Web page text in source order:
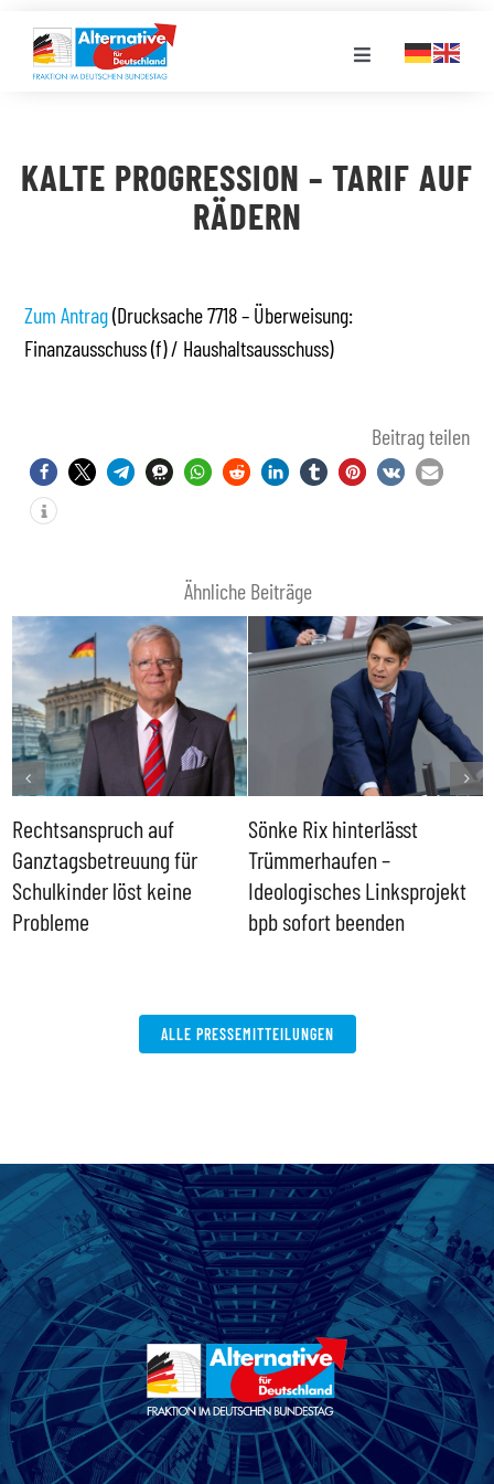
Inhalt
springen
Toggle
PRESSE
MEDIATHEK
KALTE PROGRESSION – TARIF AUF
RÄDERN
Zum Antrag(Drucksache 7718 – Überweisung:
Finanzausschuss (f) / Haushaltsausschuss)
Beitrag teilen
Ähnliche Beiträge
Rechtsanspruch auf
Ganztagsbetreuung für
Schulkinder löst keine
Probleme
Sönke Rix hinterlässt
Trümmerhaufen –
Ideologisches Linksprojekt
bpb sofort beenden
ALLE PRESSEMITTEILUNGEN